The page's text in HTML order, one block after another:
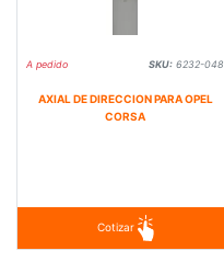
A pedido SKU: 6232-048
AXIAL DE DIRECCION PARA OPEL
CORSA
Cotizar